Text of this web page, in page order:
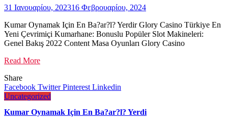
31 Ιανουαρίου, 202316 Φεβρουαρίου, 2024
Kumar Oynamak Için En Ba?ar?l? Yerdir Glory Casino Türkiye En
Yeni Çevrimiçi Kumarhane: Bonuslu Popüler Slot Makineleri:
Genel Bakış 2022 Content Masa Oyunları Glory Casino
Read More
Share
Facebook TwitterPinterest Linkedin
Uncategorized
Kumar Oynamak Için En Ba?ar?l? Yerdi